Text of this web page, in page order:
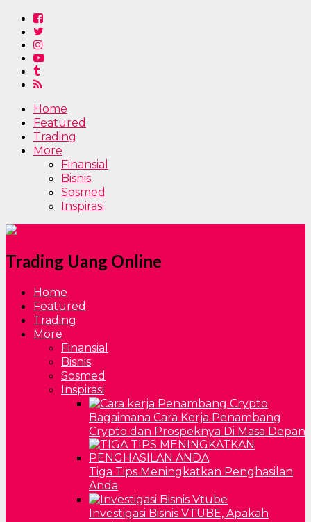
Home
Featured
Trading
More
Finansial
Bisnis
Sosmed
Inspirasi
Trading Uang Online
Home
Featured
Trading
More
Finansial
Bisnis
Sosmed
Inspirasi
Bagaimana Cara Kerja Penambang
Crypto dan Prospeknya Di Masa Depan
Tiga Tips Meningkatkan Penghasilan
Anda
Investigasi Bisnis VTUBE, Apakah